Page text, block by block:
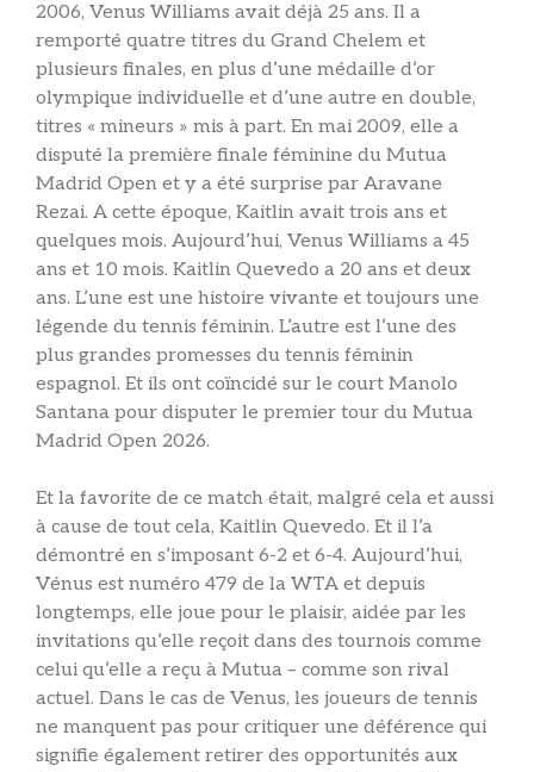
2006, Venus Williams avait déjà 25 ans. Il a
remporté quatre titres du Grand Chelem et
plusieurs finales, en plus d’une médaille d’or
olympique individuelle et d’une autre en double,
titres « mineurs » mis à part. En mai 2009, elle a
disputé la première finale féminine du Mutua
Madrid Open et y a été surprise par Aravane
Rezai. A cette époque, Kaitlin avait trois ans et
quelques mois. Aujourd’hui, Venus Williams a 45
ans et 10 mois. Kaitlin Quevedo a 20 ans et deux
ans. L’une est une histoire vivante et toujours une
légende du tennis féminin. L’autre est l’une des
plus grandes promesses du tennis féminin
espagnol. Et ils ont coïncidé sur le court Manolo
Santana pour disputer le premier tour du Mutua
Madrid Open 2026.
Et la favorite de ce match était, malgré cela et aussi
à cause de tout cela, Kaitlin Quevedo. Et il l’a
démontré en s’imposant 6-2 et 6-4. Aujourd’hui,
Vénus est numéro 479 de la WTA et depuis
longtemps, elle joue pour le plaisir, aidée par les
invitations qu’elle reçoit dans des tournois comme
celui qu’elle a reçu à Mutua – comme son rival
actuel. Dans le cas de Venus, les joueurs de tennis
ne manquent pas pour critiquer une déférence qui
signifie également retirer des opportunités aux